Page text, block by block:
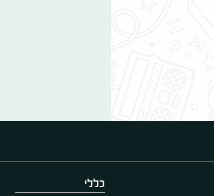
כללי